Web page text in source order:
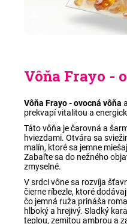
Vôňa Frayo -
Vôňa Frayo - ovocná vôňa
prekvapí vitalitou a
Táto vôňa je čarovná a
hviezdami. Otvára sa
malín, ktoré sa jemne
Zabaľte sa do nežného
zmyselné.
V srdci vône sa rozvíja
čierne ríbezle, ktoré
čo jemná ruža prináša
hlboký a hrejivý. Sladký
teplou, zemitou ambrou a